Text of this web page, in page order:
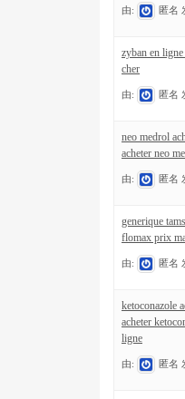
由: 匿名
zyban en
cher
由: 匿名
neo medrol
acheter neo
由: 匿名
generique
flomax prix
由: 匿名
ketoconazole
acheter
ligne
由: 匿名